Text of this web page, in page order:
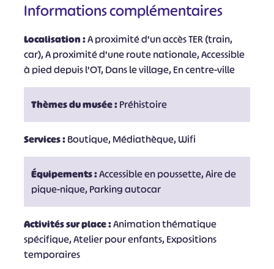
Informations complémentaires
Localisation :A proximité d'un accès TER (train,
car), A proximité d'une route nationale, Accessible
à pied depuis l'OT, Dans le village, En centre-ville
Thèmes du musée :Préhistoire
Services :Boutique, Médiathèque, Wifi
Équipements :Accessible en poussette, Aire de
pique-nique, Parking autocar
Activités sur place :Animation thématique
spécifique, Atelier pour enfants, Expositions
temporaires